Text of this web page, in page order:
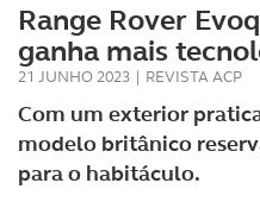
Range Rover
ganha mais
21 JUNHO 2023 | REVISTA ACP
Com um exterior
modelo britânico
para o habitáculo.